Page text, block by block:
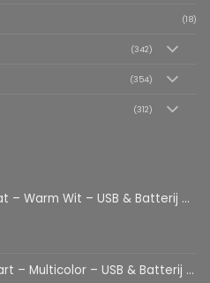
(18)
(342)
(354)
(312)
– Decoratieve Tafellamp voor Kinderkamer – 28,5 x 24,5 cm
– Hartvormige Sfeerlamp – Kinderkamer & Slaapkamer – 25,2 x 23 cm